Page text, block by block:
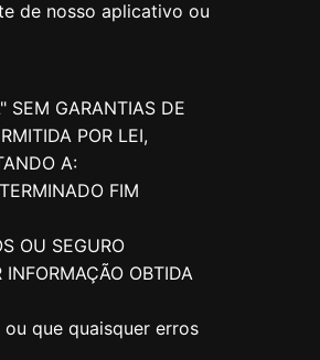
de nosso aplicativo ou
SEM GARANTIAS DE
POR LEI,
A:
FIM
OU SEGURO
OBTIDA
que quaisquer erros